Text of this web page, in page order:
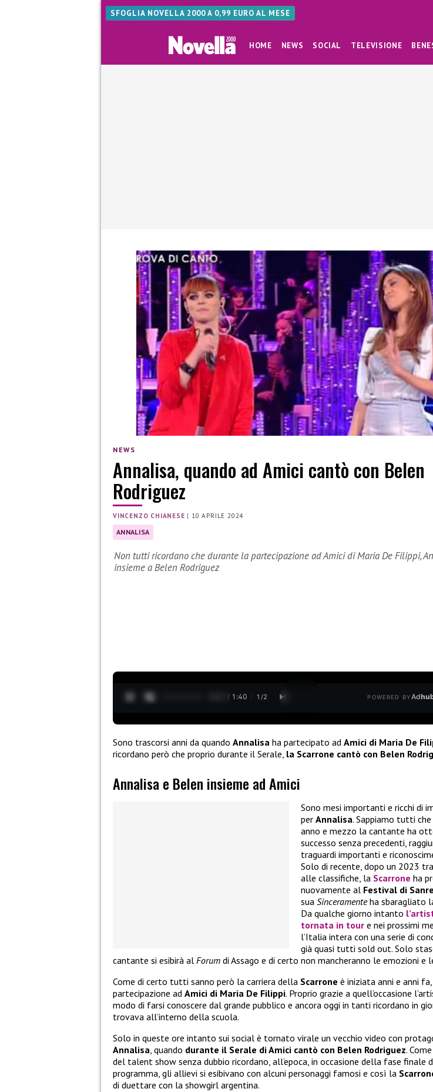
SFOGLIA NOVELLA 2000 A 0,99 EURO AL MESE
HOME NEWS SOCIAL TELEVISIONE
NEWS
Annalisa, quando ad Amici cantò con Belen
Rodriguez
VINCENZO CHIANESE | 10 APRILE 2024
ANNALISA
Non tutti ricordano che durante la partecipazione ad Amici di Maria De Filippi,
insieme a Belen Rodriguez
0:28 / 1:40 1 /2 POWERED BYAd
Sono trascorsi anni da quando Annalisa ha partecipato ad Amici di Maria De
ricordano però che proprio durante il Serale, la Scarrone cantò con Belen
Annalisa e Belen insieme ad Amici
Sono mesi importanti e ricchi di
per Annalisa. Sappiamo tutti
anno e mezzo la cantante ha
successo senza precedenti,
traguardi importanti e
Solo di recente, dopo un 2023
alle classifiche, la Scarrone ha
nuovamente al Festival di
sua Sinceramenteha sbaragliato
Da qualche giorno intanto
tornata in tour e nei prossimi
l’Italia intera con una serie di
già quasi tutti sold out. Solo
cantante si esibirà al Forum di Assago e di certo non mancheranno le emozioni e
Come di certo tutti sanno però la carriera della Scarrone è iniziata anni e anni
partecipazione ad Amici di Maria De Filippi. Proprio grazie a quell’occasione
modo di farsi conoscere dal grande pubblico e ancora oggi in tanti ricordano in
trovava all’interno della scuola.
Solo in queste ore intanto sui social è tornato virale un vecchio video con
Annalisa, quando durante il Serale di Amici cantò con Belen Rodriguez.
del talent show senza dubbio ricordano, all’epoca, in occasione della fase finale
programma, gli allievi si esibivano con alcuni personaggi famosi e così la
di duettare con la showgirl argentina.